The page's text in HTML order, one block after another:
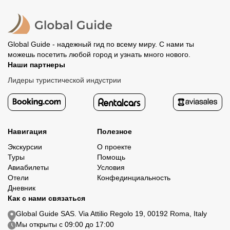
организатору напрямую не требуется.
Global Guide - надежный гид по всему миру. С нами ты
можешь посетить любой город и узнать много нового.
Наши партнеры
Лидеры туристической индустрии
Навигация
Экскурсии
Туры
Авиабилеты
Отели
Дневник
Полезное
О проекте
Помощь
Условия
Конфединциальность
Как с нами связаться
Global Guide SAS. Via Attilio Regolo 19, 00192 Roma, Italy
Мы открыты с 09:00 до 17:00